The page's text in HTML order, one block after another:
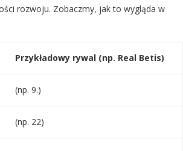
rozwoju. Zobaczmy, jak to wygląda w
Przykładowy rywal (np. Real Betis)
(np. 9.)
(np. 22)